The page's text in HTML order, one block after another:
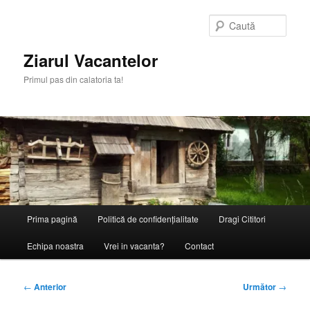
Ziarul Vacantelor
Primul pas din calatoria ta!
principal
Prima pagină Politică de confidențialitate Dragi Cititori
Echipa noastra Vrei in vacanta? Contact
Navigare
← Anterior Următor →